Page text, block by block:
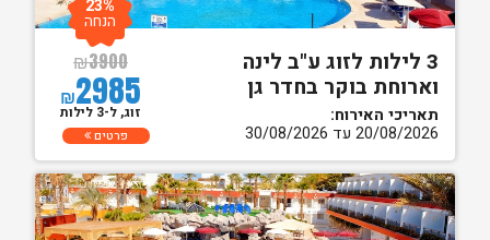
3 לילות לזוג ע"ב לינה
וארוחת בוקר בחדר גן
תאריכי האירוח:
20/08/2026 עד 30/08/2026
₪3900
₪2985
23%
הנחה
זוג, ל-3 לילות
פרטים